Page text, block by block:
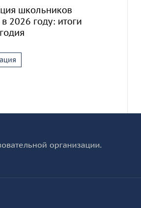
школьников
2026 году: итоги
организации.